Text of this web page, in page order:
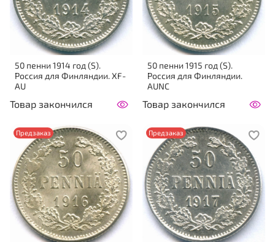
50 пенни 1914 год (S).
Россия для Финляндии. XF-
AU
Товар закончился
50 пенни 1915 год (S).
Россия для Финляндии.
AUNC
Товар закончился
Предзаказ Предзаказ